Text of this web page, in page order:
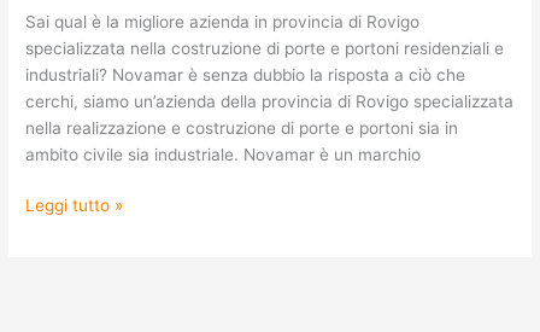
Sai qual è la migliore azienda in provincia di Rovigo
specializzata nella costruzione di porte e portoni residenziali e
industriali? Novamar è senza dubbio la risposta a ciò che
cerchi, siamo un’azienda della provincia di Rovigo specializzata
nella realizzazione e costruzione di porte e portoni sia in
ambito civile sia industriale. Novamar è un marchio
Leggi tutto »